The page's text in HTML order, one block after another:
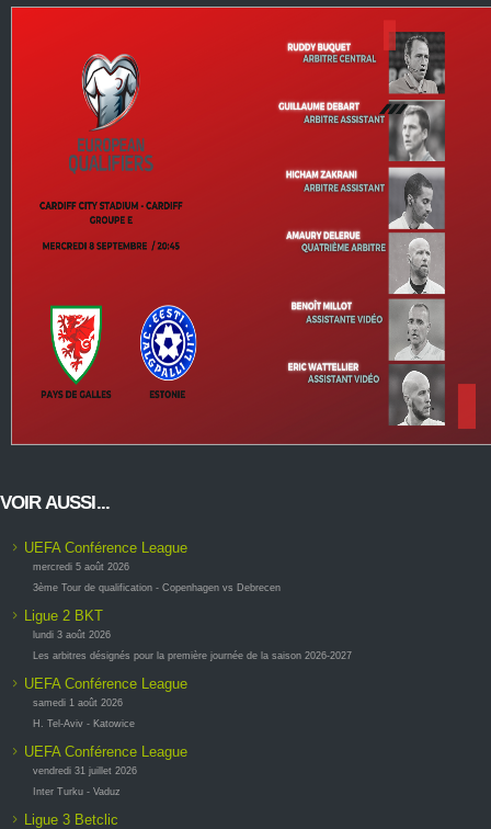
VOIR AUSSI...
UEFA Conférence League
mercredi 5 août 2026
3ème Tour de qualification - Copenhagen vs Debrecen
Ligue 2 BKT
lundi 3 août 2026
Les arbitres désignés pour la première journée de la saison 2026-2027
UEFA Conférence League
samedi 1 août 2026
H. Tel-Aviv - Katowice
UEFA Conférence League
vendredi 31 juillet 2026
Inter Turku - Vaduz
Ligue 3 Betclic